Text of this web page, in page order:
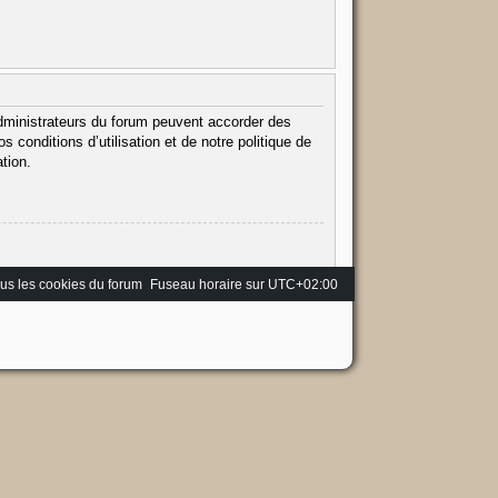
du forum peuvent accorder des
conditions d’utilisation et de notre politique de
Fuseau horaire sur UTC+02:00
les cookies du forum